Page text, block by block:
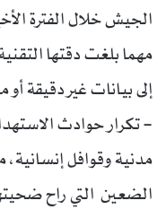
الجيش خلال الفترة
مهما بلغت دقتها
إلى بيانات غير دقيقة
– تكرار حوادث
مدنية وقوافل